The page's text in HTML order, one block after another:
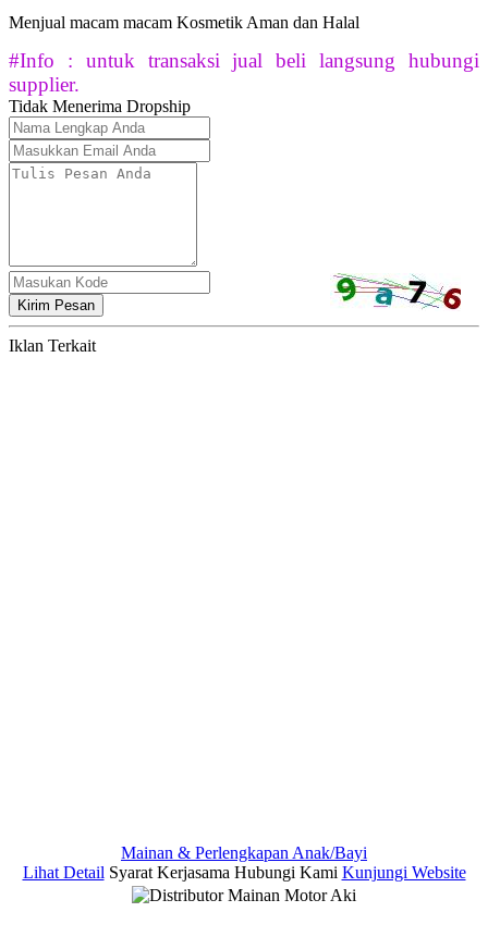
Menjual macam macam Kosmetik Aman dan Halal
#Info : untuk transaksi jual beli langsung hubungi
supplier.
Tidak Menerima Dropship
Kirim Pesan
Iklan Terkait
Mainan & Perlengkapan Anak/Bayi
Lihat Detail Syarat Kerjasama Hubungi Kami Kunjungi Website